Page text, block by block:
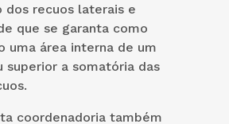
recuos laterais e
que se garanta como
uma área interna de um
superior a somatória das
coordenadoria também